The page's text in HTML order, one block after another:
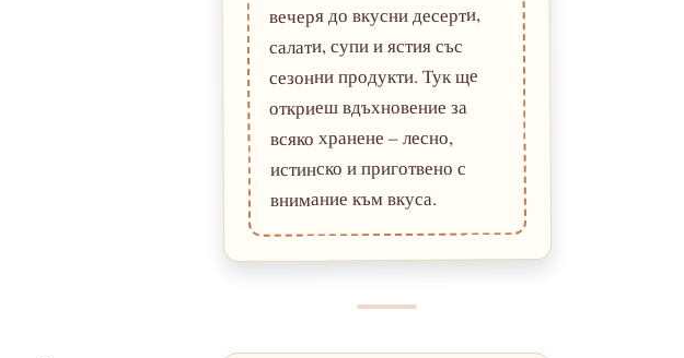
вечеря до вкусни десерти,
салати, супи и ястия със
сезонни продукти. Тук ще
откриеш вдъхновение за
всяко хранене – лесно,
истинско и приготвено с
внимание към вкуса.